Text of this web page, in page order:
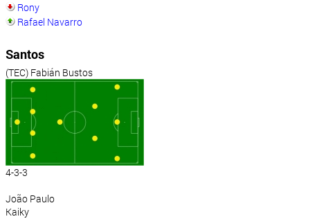
Rony
Rafael Navarro
Santos
(TEC) Fabián Bustos
4-3-3
João Paulo
Kaiky